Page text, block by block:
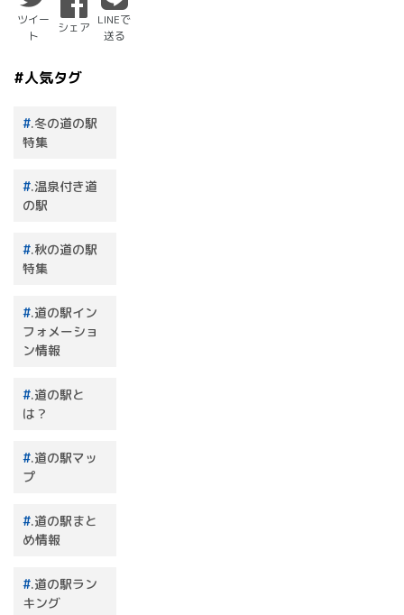
ツイー
ト
シェア
LINEで
送る
#人気タグ
.冬の道の駅
特集
.温泉付き道
の駅
.秋の道の駅
特集
.道の駅イン
フォメーショ
ン情報
.道の駅と
は？
.道の駅マッ
プ
.道の駅まと
め情報
.道の駅ラン
キング